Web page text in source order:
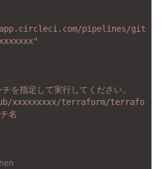
pipelines/git
を指定して実行してください。
xxxxxxxxx/terraform/terrafo
名